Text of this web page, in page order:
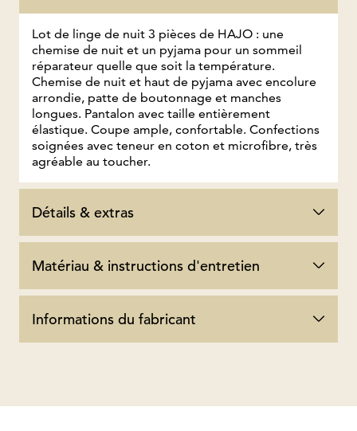
Lot de linge de nuit 3 pièces de HAJO : une
chemise de nuit et un pyjama pour un sommeil
réparateur quelle que soit la température.
Chemise de nuit et haut de pyjama avec encolure
arrondie, patte de boutonnage et manches
longues. Pantalon avec taille entièrement
élastique. Coupe ample, confortable. Confections
soignées avec teneur en coton et microfibre, très
agréable au toucher.
Détails & extras
Matériau & instructions d'entretien
Informations du fabricant